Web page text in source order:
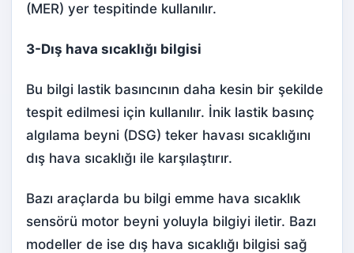
(MER) yer tespitinde kullanılır.
3-Dış hava sıcaklığı bilgisi
Bu bilgi lastik basıncının daha kesin bir şekilde
tespit edilmesi için kullanılır. İnik lastik basınç
algılama beyni (DSG) teker havası sıcaklığını
dış hava sıcaklığı ile karşılaştırır.
Bazı araçlarda bu bilgi emme hava sıcaklık
sensörü motor beyni yoluyla bilgiyi iletir. Bazı
modeller de ise dış hava sıcaklığı bilgisi sağ